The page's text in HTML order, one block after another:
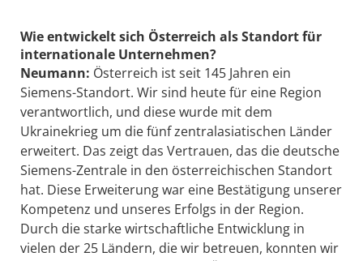
Wie entwickelt sich Österreich als Standort für
internationale Unternehmen?
Neumann: Österreich ist seit 145 Jahren ein
Siemens-Standort. Wir sind heute für eine Region
verantwortlich, und diese wurde mit dem
Ukrainekrieg um die fünf zentralasiatischen Länder
erweitert. Das zeigt das Vertrauen, das die deutsche
Siemens-Zentrale in den österreichischen Standort
hat. Diese Erweiterung war eine Bestätigung unserer
Kompetenz und unseres Erfolgs in der Region.
Durch die starke wirtschaftliche Entwicklung in
vielen der 25 Ländern, die wir betreuen, konnten wir